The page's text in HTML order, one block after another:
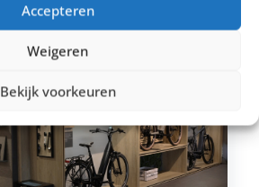
Accepteren
Weigeren
Bekijk voorkeuren